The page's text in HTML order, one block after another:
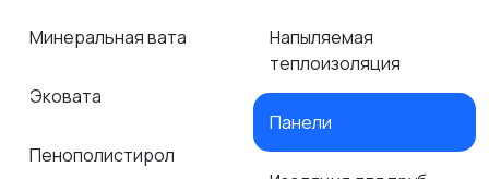
Минеральная вата
Эковата
Пенополистирол
Напыляемая
теплоизоляция
Панели